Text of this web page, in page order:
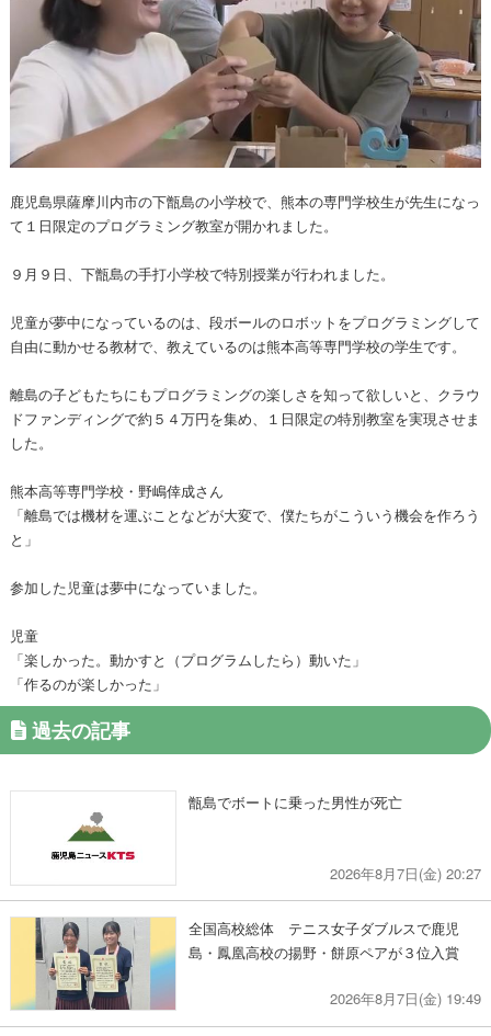
鹿児島県薩摩川内市の下甑島の小学校で、熊本の専門学校生が先生になっ
て１日限定のプログラミング教室が開かれました。
９月９日、下甑島の手打小学校で特別授業が行われました。
児童が夢中になっているのは、段ボールのロボットをプログラミングして
自由に動かせる教材で、教えているのは熊本高等専門学校の学生です。
離島の子どもたちにもプログラミングの楽しさを知って欲しいと、クラウ
ドファンディングで約５４万円を集め、１日限定の特別教室を実現させま
した。
熊本高等専門学校・野嶋倖成さん
「離島では機材を運ぶことなどが大変で、僕たちがこういう機会を作ろう
と」
参加した児童は夢中になっていました。
児童
「楽しかった。動かすと（プログラムしたら）動いた」
「作るのが楽しかった」
過去の記事
甑島でボートに乗った男性が死亡
2026年8月7日(金) 20:27
全国高校総体 テニス女子ダブルスで鹿児
島・鳳凰高校の揚野・餅原ペアが３位入賞
2026年8月7日(金) 19:49